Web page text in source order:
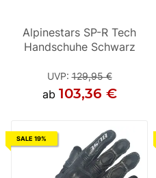
Alpinestars SP-R Tech
Handschuhe Schwarz
UVP:129,95 €
ab 103,36 €
SALE 19%